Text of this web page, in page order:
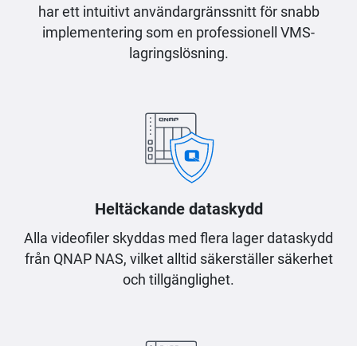
har ett intuitivt användargränssnitt för snabb
implementering som en professionell VMS-
lagringslösning.
Heltäckande dataskydd
Alla videofiler skyddas med flera lager dataskydd
från QNAP NAS, vilket alltid säkerställer säkerhet
och tillgänglighet.